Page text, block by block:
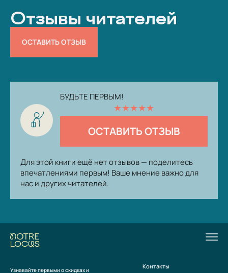
Отзывы читателей
ОСТАВИТЬ ОТЗЫВ
БУДЬТЕ ПЕРВЫМ!
★★★★★
ОСТАВИТЬ ОТЗЫВ
Для этой книги ещё нет отзывов — поделитесь
впечатлениями первым! Ваше мнение важно для
нас и других читателей.
Узнавайте первыми о скидках и Контакты